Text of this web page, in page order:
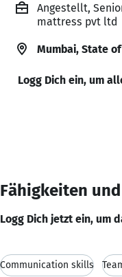
Angestellt,
mattress pvt ltd
Mumbai, State
Logg Dich ein, um
Fähigkeiten
Logg Dich jetzt ein, um
Communication skills